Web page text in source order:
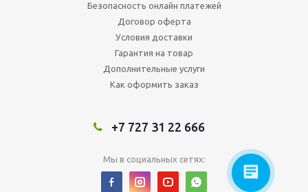
Безопасность онлайн платежей
Договор оферта
Условия доставки
Гарантия на товар
Дополнительные услуги
Как оформить заказ
+7 727 31 22 666
Мы в социальных сетях: